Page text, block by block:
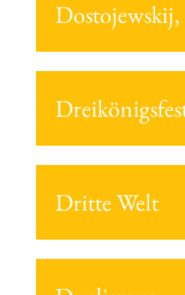
Dritte Welt